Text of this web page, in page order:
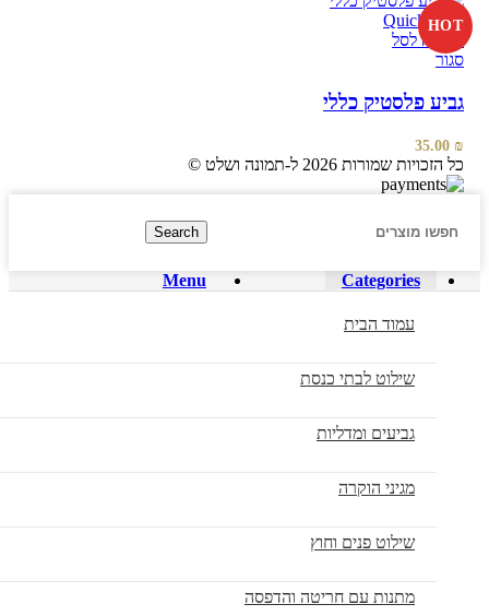
HOT
Quick view
הוספה לסל
סגור
גביע פלסטיק כללי
35.00 ₪
כל הזכויות שמורות 2026 ל-תמונה ושלט ©
Search
Menu Categories
עמוד הבית
שילוט לבתי כנסת
גביעים ומדליות
מגיני הוקרה
שילוט פנים וחוץ
מתנות עם חריטה והדפסה